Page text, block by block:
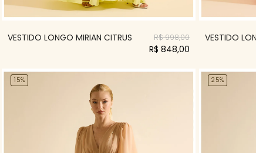
VESTIDO LONGO MIRIAN CITRUS R$ 998,00
R$ 848,00
VESTIDO
15% 25%